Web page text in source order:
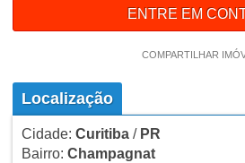
ENTRE EM
COMPARTILHAR
Localização
Cidade: Curitiba/ PR
Bairro: Champagnat